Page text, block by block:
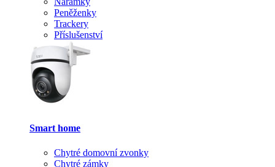
Peněženky
Trackery
Příslušenství
Smart home
Chytré domovní zvonky
Chytré zámky